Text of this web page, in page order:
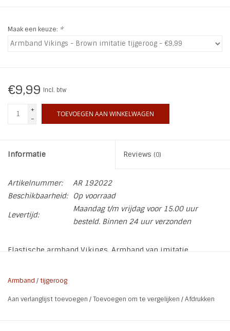
SALE
Maak een keuze: *
€9,99 Incl. btw
+
-
TOEVOEGEN AAN WINKELWAGEN
Informatie Reviews (0)
Artikelnummer:
AR 192022
Beschikbaarheid:
Op voorraad
Levertijd:
Maandag t/m vrijdag voor 15.00 uur
besteld. Binnen 24 uur verzonden
Elastische armband Vikings. Armband van imitatie
* Soort: Elastische armband
Armband /tijgeroog
Aan verlanglijst toevoegen /Toevoegen om te vergelijken /Afdrukken